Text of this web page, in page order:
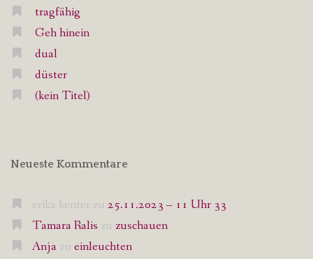
tragfähig
Geh hinein
dual
düster
(kein Titel)
Neueste Kommentare
erika kenter zu 25.11.2023 – 11 Uhr 33
Tamara Ralis zu zuschauen
Anja zu einleuchten